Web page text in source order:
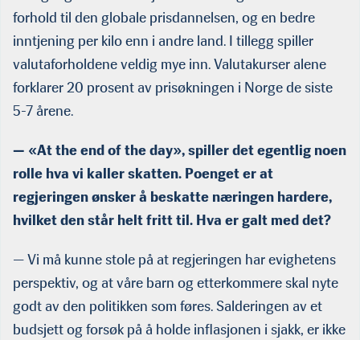
forhold til den globale prisdannelsen, og en bedre
inntjening per kilo enn i andre land. I tillegg spiller
valutaforholdene veldig mye inn. Valutakurser alene
forklarer 20 prosent av prisøkningen i Norge de siste
5-7 årene.
— «At the end of the day», spiller det egentlig noen
rolle hva vi kaller skatten. Poenget er at
regjeringen ønsker å beskatte næringen hardere,
hvilket den står helt fritt til. Hva er galt med det?
— Vi må kunne stole på at regjeringen har evighetens
perspektiv, og at våre barn og etterkommere skal nyte
godt av den politikken som føres. Salderingen av et
budsjett og forsøk på å holde inflasjonen i sjakk, er ikke